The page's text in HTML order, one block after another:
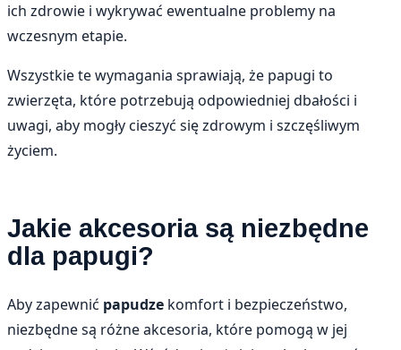
ich zdrowie i wykrywać ewentualne problemy na
wczesnym etapie.
Wszystkie te wymagania sprawiają, że papugi to
zwierzęta, które potrzebują odpowiedniej dbałości i
uwagi, aby mogły cieszyć się zdrowym i szczęśliwym
życiem.
Jakie akcesoria są niezbędne
dla papugi?
Aby zapewnić papudze komfort i bezpieczeństwo,
niezbędne są różne akcesoria, które pomogą w jej